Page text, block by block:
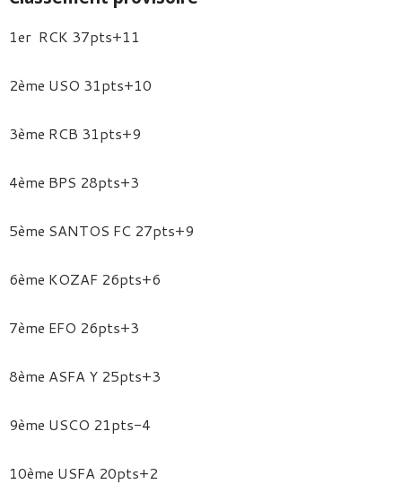
1er RCK 37pts+11
2ème USO 31pts+10
3ème RCB 31pts+9
4ème BPS 28pts+3
5ème SANTOS FC 27pts+9
6ème KOZAF 26pts+6
7ème EFO 26pts+3
8ème ASFA Y 25pts+3
9ème USCO 21pts-4
10ème USFA 20pts+2